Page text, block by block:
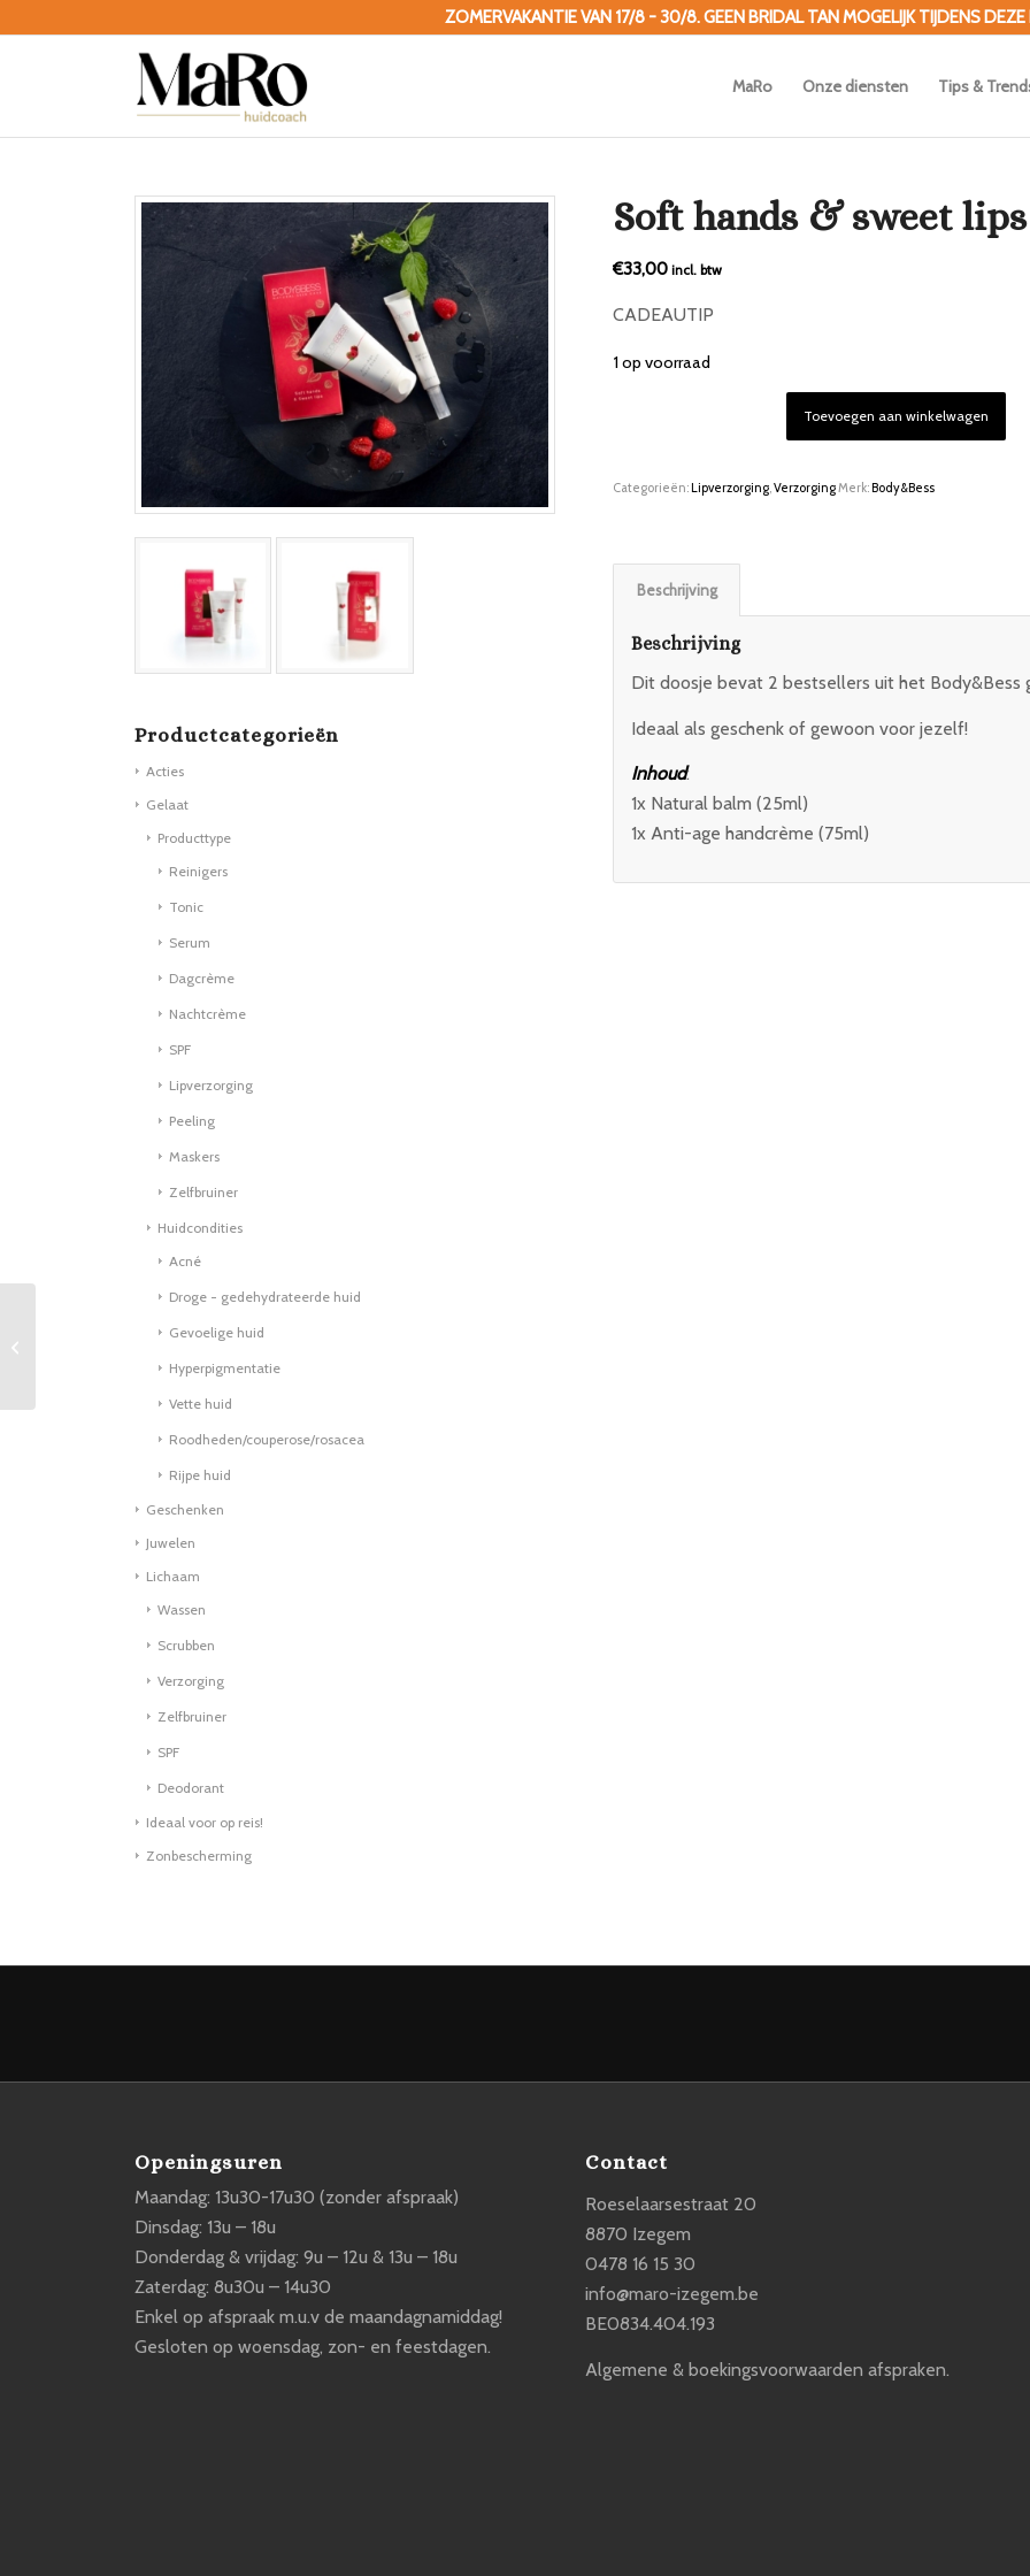
ZOMERVAKANTIE VAN 17/8 - 30/8. GEEN BRIDAL TAN MOGELIJK TIJDENS DEZE
MaRo Onze diensten Tips &
Productcategorieën
Acties
Gelaat
Producttype
Reinigers
Tonic
Serum
Dagcrème
Nachtcrème
SPF
Lipverzorging
Peeling
Maskers
Zelfbruiner
Huidcondities
Acné
Droge - gedehydrateerde huid
Gevoelige huid
Hyperpigmentatie
Vette huid
Roodheden/couperose/rosacea
Rijpe huid
Geschenken
Juwelen
Lichaam
Wassen
Scrubben
Verzorging
Zelfbruiner
SPF
Deodorant
Ideaal voor op reis!
Zonbescherming
Soft hands & sweet lips
€33,00 incl. btw
CADEAUTIP
1 op voorraad
Toevoegen aan winkelwagen
Categorieën:Lipverzorging ,VerzorgingMerk:Body&Bess
Beschrijving
Beschrijving
Dit doosje bevat 2 bestsellers uit het Body&Bess
Ideaal als geschenk of gewoon voor jezelf!
Inhoud:
1x Natural balm (25ml)
1x Anti-age handcrème (75ml)
Openingsuren
Maandag: 13u30-17u30 (zonder afspraak)
Dinsdag: 13u – 18u
Donderdag & vrijdag: 9u – 12u & 13u – 18u
Zaterdag: 8u30u – 14u30
Enkel op afspraak m.u.v de maandagnamiddag!
Gesloten op woensdag, zon- en feestdagen.
Contact
Roeselaarsestraat 20
8870 Izegem
0478 16 15 30
info@maro-izegem.be
BE0834.404.193
Algemene & boekingsvoorwaarden afspraken.
Hydrating Face & Body